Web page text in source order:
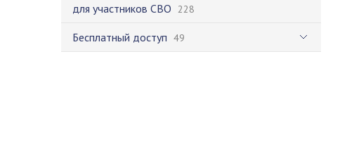
для участников СВО 228
Бесплатный доступ 49